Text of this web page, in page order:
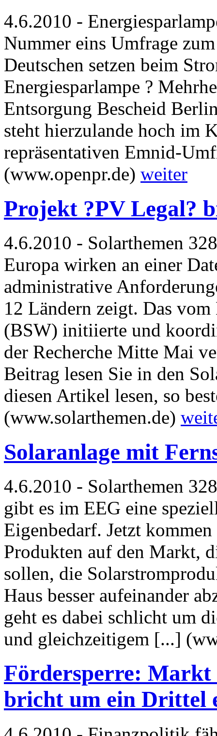
4.6.2010 -
Nummer eins Umfrage
Deutschen setzen beim
Energiesparlampe ?
Entsorgung Bescheid
steht hierzulande hoch im
repräsentativen Emnid-
(www.openpr.de) weiter
Projekt ?PV Legal?
4.6.2010 - Solarthemen
Europa wirken an einer
administrative
12 Ländern zeigt. Das
(BSW) initiierte und
der Recherche Mitte Mai
Beitrag lesen Sie in den
diesen Artikel lesen, so
(www.solarthemen.de)
Solaranlage mit
4.6.2010 - Solarthemen
gibt es im EEG eine
Eigenbedarf. Jetzt
Produkten auf den Markt,
sollen, die
Haus besser aufeinander
geht es dabei schlicht um
und gleichzeitigem [...]
Fördersperre: Markt
bricht um ein Drittel